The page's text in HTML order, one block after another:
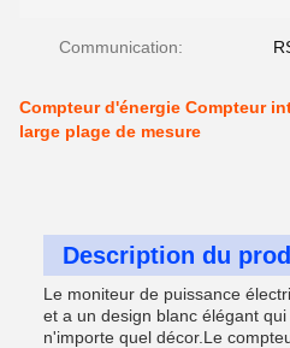
Communication:
Compteur d'énergie Compteur
large plage de mesure
Description du
Le moniteur de puissance
et a un design blanc élégant
n'importe quel décor.Le